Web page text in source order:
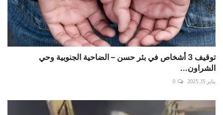
توقيف 3 أشخاص في بئر حسن – الضاحية الجنوبية وحي
الشراون...
يناير 15, 2025 0